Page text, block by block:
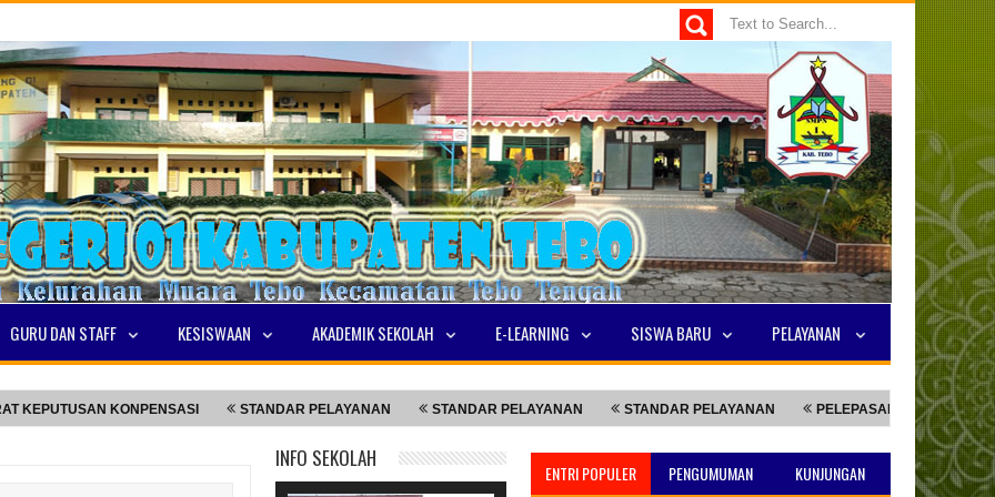
GURU DAN STAFF KESISWAAN AKADEMIK SEKOLAH E-LEARNING SISWA BARU PELAYANAN
KONPENSASI STANDAR PELAYANAN STANDAR PELAYANAN STANDAR PELAYANAN PELEPASAN SISWA KELAS 9
ENTRI POPULER PENGUMUMAN KUNJUNGAN
INFO SEKOLAH